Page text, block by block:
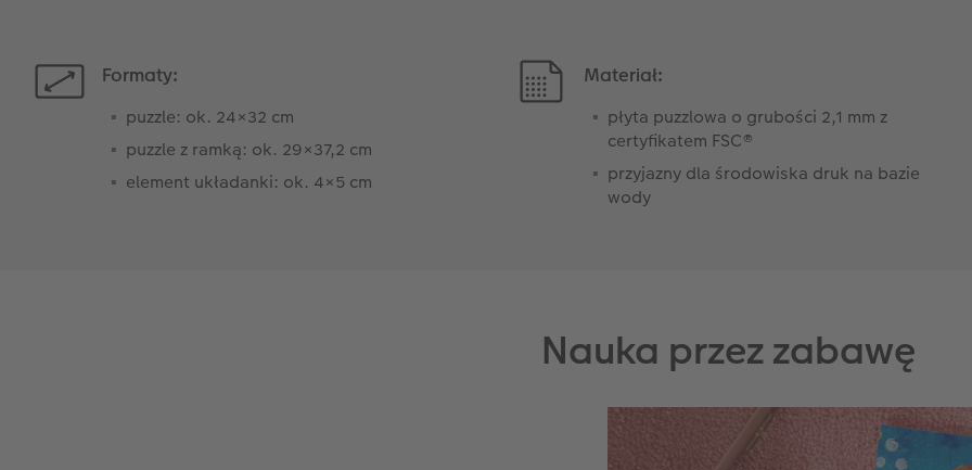
Formaty:
puzzle: ok. 24×32 cm
puzzle z ramką: ok. 29×37,2 cm
element układanki: ok. 4×5 cm
Materiał:
płyta puzzlowa o grubości 2,1 mm z
certyfikatem FSC®
przyjazny dla środowiska druk na bazie
wody
Nauka przez zabawę